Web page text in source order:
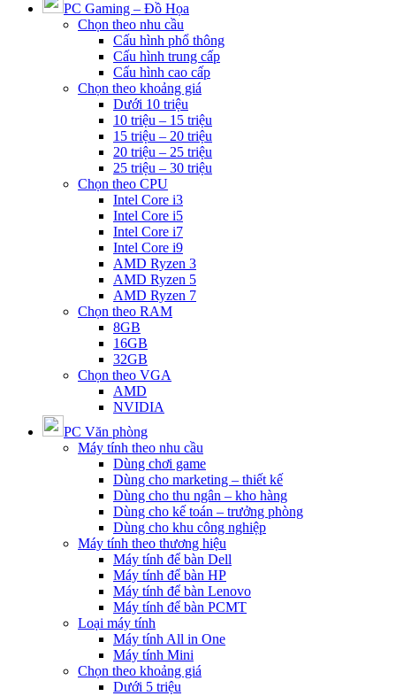
PC Gaming – Đồ Họa
Chọn theo nhu cầu
Cấu hình phổ thông
Cấu hình trung cấp
Cấu hình cao cấp
Chọn theo khoảng giá
Dưới 10 triệu
10 triệu – 15 triệu
15 triệu – 20 triệu
20 triệu – 25 triệu
25 triệu – 30 triệu
Chọn theo CPU
Intel Core i3
Intel Core i5
Intel Core i7
Intel Core i9
AMD Ryzen 3
AMD Ryzen 5
AMD Ryzen 7
Chọn theo RAM
8GB
16GB
32GB
Chọn theo VGA
AMD
NVIDIA
PC Văn phòng
Máy tính theo nhu cầu
Dùng chơi game
Dùng cho marketing – thiết kế
Dùng cho thu ngân – kho hàng
Dùng cho kế toán – trưởng phòng
Dùng cho khu công nghiệp
Máy tính theo thương hiệu
Máy tính để bàn Dell
Máy tính để bàn HP
Máy tính để bàn Lenovo
Máy tính để bàn PCMT
Loại máy tính
Máy tính All in One
Máy tính Mini
Chọn theo khoảng giá
Dưới 5 triệu